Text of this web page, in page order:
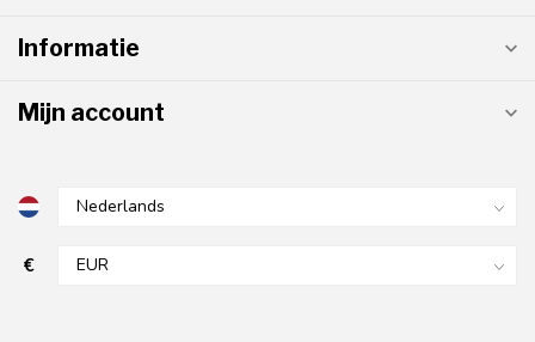
Informatie
Mijn account
€